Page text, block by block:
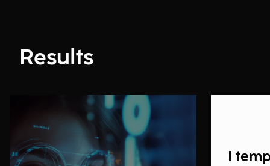
Results
I